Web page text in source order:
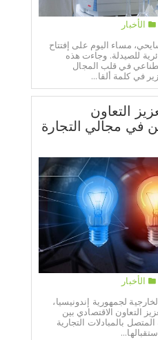
الأخبار
مساء اليوم على إفتتاح
للصيدلة. وجاءت هذه
في قلب المجال
في كلمة ألقا...
التعاون
في مجالي التجارة
الأخبار
لجمهورية إندونيسيا،
التعاون الاقتصادي بين
بالمبادلات التجارية